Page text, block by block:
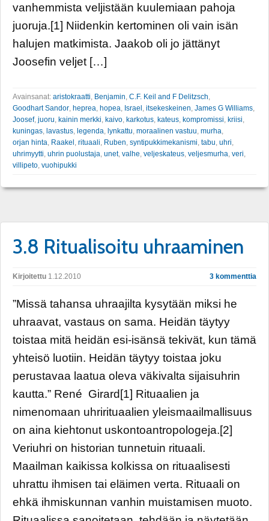
vanhemmista veljistään kuulemiaan pahoja
juoruja.[1] Niidenkin kertominen oli vain isän
halujen matkimista. Jaakob oli jo jättänyt
Joosefin veljet […]
Avainsanat: aristokraatti, Benjamin, C.F. Keil and F Delitzsch,
Goodhart Sandor, heprea, hopea, Israel , itsekeskeinen, James G Williams,
Joosef, juoru, kainin merkki, kaivo, karkotus, kateus, kompromissi, kriisi,
kuningas, lavastus, legenda, lynkattu, moraalinen vastuu, murha,
orjan hinta, Raakel , rituaali, Ruben, syntipukkimekanismi, tabu, uhri,
uhrimyytti, uhrin puolustaja, unet, valhe, veljeskateus, veljesmurha, veri,
villipeto, vuohipukki
3.8 Ritualisoitu uhraaminen
Kirjoitettu 1.12.2010 3 kommenttia
”Missä tahansa uhraajilta kysytään miksi he
uhraavat, vastaus on sama. Heidän täytyy
toistaa mitä heidän esi-isänsä tekivät, kun tämä
yhteisö luotiin. Heidän täytyy toistaa joku
perustavaa laatua oleva väkivalta sijaisuhrin
kautta.” René Girard[1] Rituaalien ja
nimenomaan uhrirituaalien yleismaailmallisuus
on aina kiehtonut uskontoantropologeja.[2]
Veriuhri on historian tunnetuin rituaali.
Maailman kaikissa kolkissa on rituaalisesti
uhrattu ihmisen tai eläimen verta. Rituaali on
ehkä ihmiskunnan vanhin muistamisen muoto.